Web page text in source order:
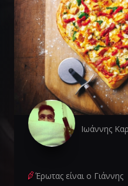
Ιωάννης
Έρωτας είναι ο Γιάννης